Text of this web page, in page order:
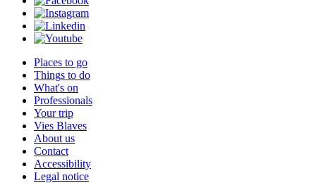
Places to go
Things to do
What's on
Professionals
Your trip
Vies Blaves
About us
Contact
Accessibility
Legal notice